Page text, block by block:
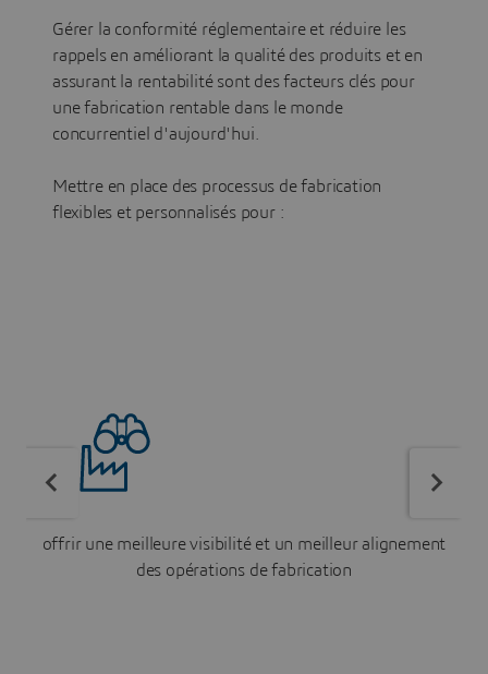
Gérer la conformité réglementaire et réduire les
rappels en améliorant la qualité des produits et en
assurant la rentabilité sont des facteurs clés pour
une fabrication rentable dans le monde
concurrentiel d'aujourd'hui.
Mettre en place des processus de fabrication
flexibles et personnalisés pour :
offrir une meilleure visibilité et un meilleur alignement
des opérations de fabrication